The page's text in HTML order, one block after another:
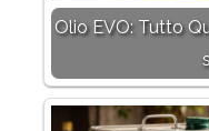
Olio EVO: Tutto